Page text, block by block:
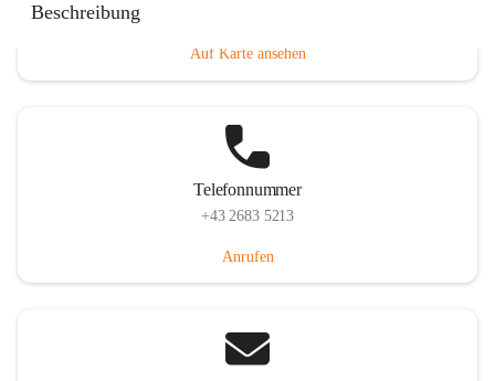
Beschreibung
Auf Karte ansehen
Telefonnummer
+43 2683 5213
Anrufen